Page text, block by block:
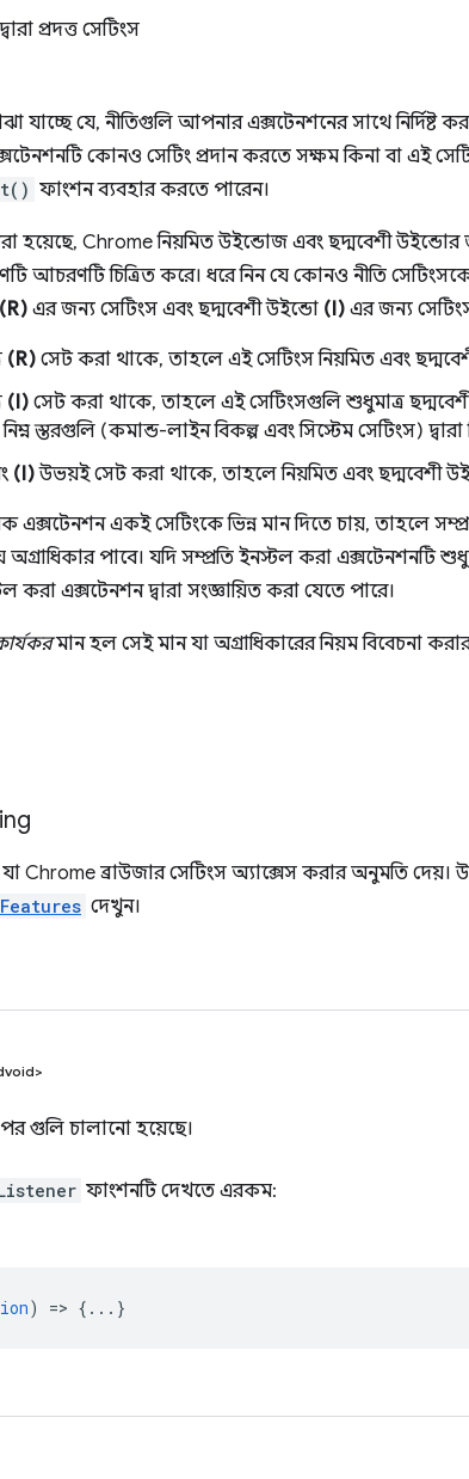
প্রদত্ত সেটিংস
যাচ্ছে যে, নীতিগুলি আপনার এক্সটেনশনের সাথে নির্দিষ্ট
কোনও সেটিং প্রদান করতে সক্ষম কিনা বা এই
ফাংশন ব্যবহার করতে পারেন।
হয়েছে, Chrome নিয়মিত উইন্ডোজ এবং ছদ্মবেশী উইন্ডোর
আচরণটি চিত্রিত করে। ধরে নিন যে কোনও নীতি
(R) এর জন্য সেটিংস এবং ছদ্মবেশী উইন্ডো (I) এর জন্য
(R) সেট করা থাকে, তাহলে এই সেটিংস নিয়মিত এবং
(I) সেট করা থাকে, তাহলে এই সেটিংসগুলি শুধুমাত্র
স্তরগুলি (কমান্ড-লাইন বিকল্প এবং সিস্টেম সেটিংস) দ্বারা
(I)উভয়ই সেট করা থাকে, তাহলে নিয়মিত এবং ছদ্মবেশী
এক্সটেনশন একই সেটিংকে ভিন্ন মান দিতে চায়, তাহলে
অগ্রাধিকার পাবে। যদি সম্প্রতি ইনস্টল করা এক্সটেনশনটি
করা এক্সটেনশন দ্বারা সংজ্ঞায়িত করা যেতে পারে।
মান হল সেই মান যা অগ্রাধিকারের নিয়ম বিবেচনা
Chrome ব্রাউজার সেটিংস অ্যাক্সেস করার অনুমতি দেয়।
দেখুন।
পর গুলি চালানো হয়েছে।
ফাংশনটি দেখতে এরকম:
) => {...}